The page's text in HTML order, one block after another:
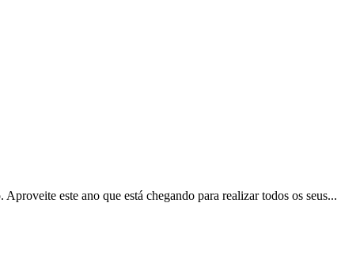
este ano que está chegando para realizar todos os seus...